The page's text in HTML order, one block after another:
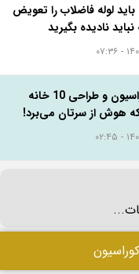
لوله فاضلاب را تعویض
رازهای شگفت‌انگیز دکوراسیون و طراحی 10 خانه
هوش از سرتان می‌برد!